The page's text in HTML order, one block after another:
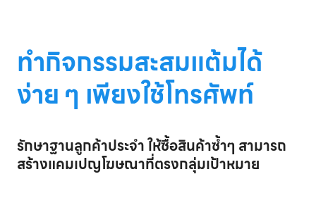
ทำกิจกรรมสะสมแต้มได้
ง่าย ๆ เพียงใช้โทรศัพท์
รักษาฐานลูกค้าประจำ ให้ซื้อสินค้าซ้ำๆ สามารถ
สร้างแคมเปญโฆษณาที่ตรงกลุ่มเป้าหมาย